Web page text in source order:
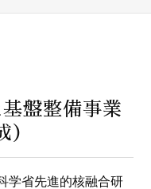
盤整備事業
）
学省先進的核融合研